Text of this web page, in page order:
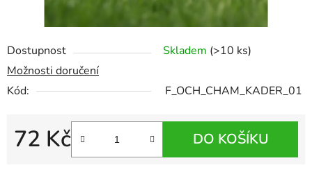
Dostupnost Skladem (>10 ks)
Možnosti doručení
Kód:
F_OCH_CHAM_KADER_01
72 Kč
Měrná cena:
DO KOŠÍKU